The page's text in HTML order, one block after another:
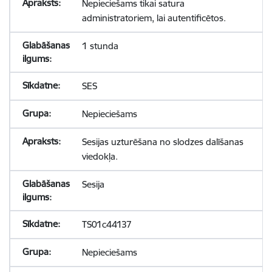
Nepieciešams tikai satura
administratoriem, lai autentificētos.
1 stunda
SES
Nepieciešams
Sesijas uzturēšana no slodzes dalīšanas
viedokļa.
Sesija
TS01c44137
Nepieciešams